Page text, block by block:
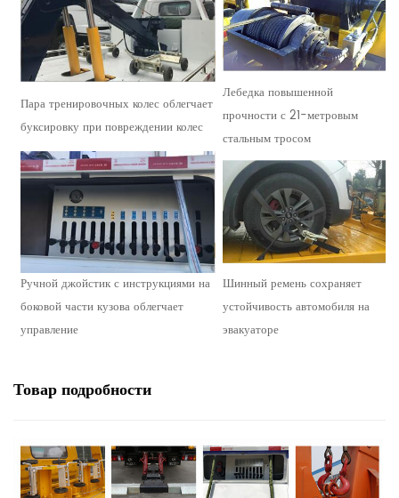
Пара тренировочных колес облегчает
буксировку при повреждении колес
Лебедка повышенной
прочности с 21-метровым
стальным тросом
Ручной джойстик с инструкциями на
боковой части кузова облегчает
управление
Шинный ремень сохраняет
устойчивость автомобиля на
эвакуаторе
Товарподробности